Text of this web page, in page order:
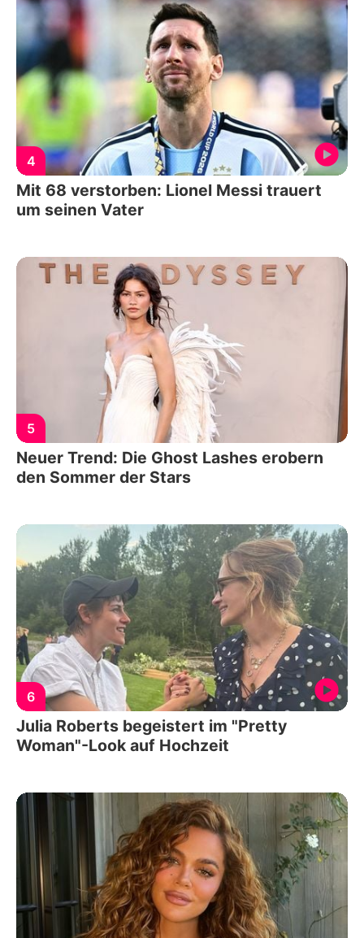
4
Mit 68 verstorben: Lionel Messi trauert
um seinen Vater
5
Neuer Trend: Die Ghost Lashes erobern
den Sommer der Stars
6
Julia Roberts begeistert im "Pretty
Woman"-Look auf Hochzeit